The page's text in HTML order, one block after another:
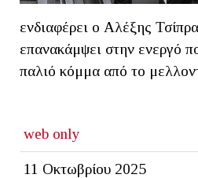
ενδιαφέρει ο Αλέξης
επανακάμψει στην ενεργό
παλιό κόμμα από το
web only
11 Οκτωβρίου 2025